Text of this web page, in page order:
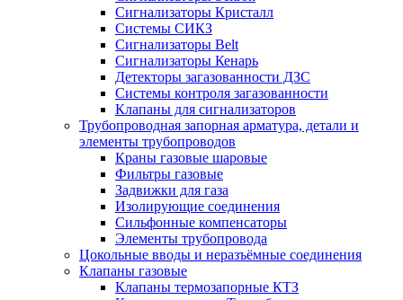
Сигнализаторы Кристалл
Системы СИКЗ
Сигнализаторы Belt
Сигнализаторы Кенарь
Детекторы загазованности ДЗС
Системы контроля загазованности
Клапаны для сигнализаторов
Трубопроводная запорная арматура, детали и
элементы трубопроводов
Краны газовые шаровые
Фильтры газовые
Задвижки для газа
Изолирующие соединения
Сильфонные компенсаторы
Элементы трубопровода
Цокольные вводы и неразъёмные соединения
Клапаны газовые
Клапаны термозапорные КТЗ